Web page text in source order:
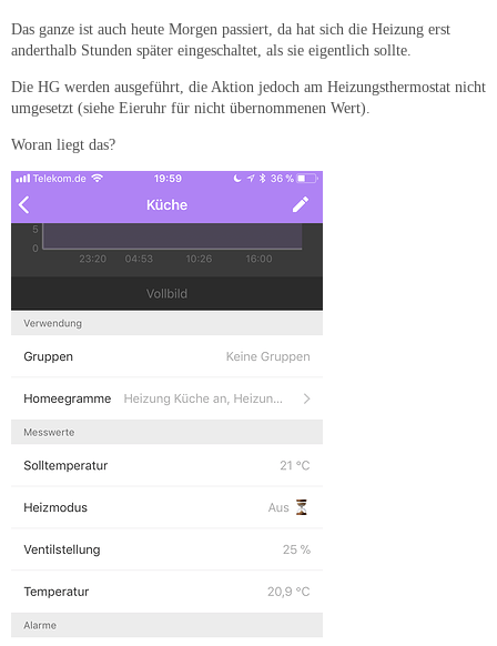
Das ganze ist auch heute Morgen passiert, da hat sich die Heizung erst
anderthalb Stunden später eingeschaltet, als sie eigentlich sollte.
Die HG werden ausgeführt, die Aktion jedoch am Heizungsthermostat nicht
umgesetzt (siehe Eieruhr für nicht übernommenen Wert).
Woran liegt das?